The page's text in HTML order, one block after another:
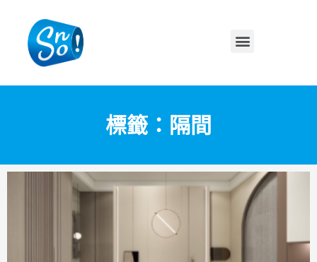
標籤：隔間